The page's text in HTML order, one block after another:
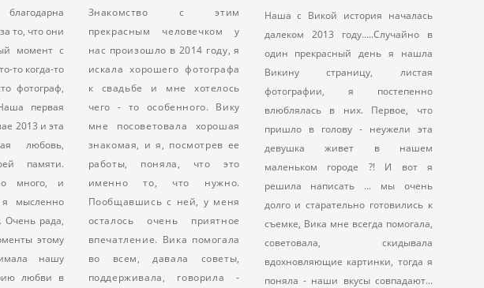
то, что они
момент с
то когда-то
фотограф,
первая
2013 и эта
любовь,
памяти.
много, и
мысленно
Очень рада,
этому
нашу
любви в
Знакомство с этим
прекрасным человечком у
нас произошло в 2014 году, я
искала хорошего фотографа
к свадьбе и мне хотелось
чего - то особенного. Вику
мне посоветовала хорошая
знакомая, и я, посмотрев ее
работы, поняла, что это
именно то, что нужно.
Пообщавшись с ней, у меня
осталось очень приятное
впечатление. Вика помогала
во всем, давала советы,
поддерживала, говорила -
Наша с Викой история началась
далеком 2013 году.....Случайно в
один прекрасный день я нашла
Викину страницу, листая
фотографии, я постепенно
влюблялась в них. Первое, что
пришло в голову - неужели эта
девушка живет в нашем
маленьком городе ?! И вот я
решила написать ... мы очень
долго и старательно готовились к
съемке, Вика мне всегда помогала,
советовала, скидывала
вдохновляющие картинки, тогда я
поняла - наши вкусы совпадают...